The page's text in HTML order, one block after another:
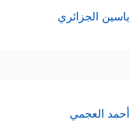
ياسين الجزائري
أحمد العجمي